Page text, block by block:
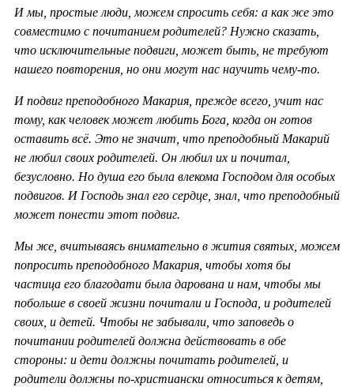
И мы, простые люди, можем спросить себя: а как же это
совместимо с почитанием родителей? Нужно сказать,
что исключительные подвиги, может быть, не требуют
нашего повторения, но они могут нас научить чему-то.
И подвиг преподобного Макария, прежде всего, учит нас
тому, как человек может любить Бога, когда он готов
оставить всё. Это не значит, что преподобный Макарий
не любил своих родителей. Он любил их и почитал,
безусловно. Но душа его была влекома Господом для особых
подвигов. И Господь знал его сердце, знал, что преподобный
может понести этот подвиг.
Мы же, вчитываясь внимательно в жития святых, можем
попросить преподобного Макария, чтобы хотя бы
частица его благодати была дарована и нам, чтобы мы
побольше в своей жизни почитали и Господа, и родителей
своих, и детей. Чтобы не забывали, что заповедь о
почитании родителей должна действовать в обе
стороны: и дети должны почитать родителей, и
родители должны по-христиански относиться к детям,